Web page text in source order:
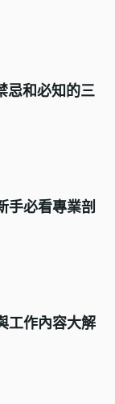
忌和必知的三
必看專業剖
工作內容大解